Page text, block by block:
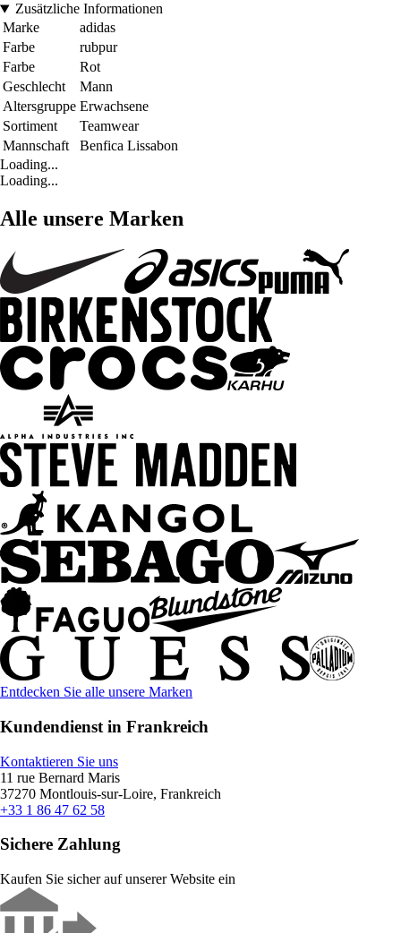
Zusätzliche Informationen
Marke
adidas
Farbe
rubpur
Farbe
Rot
Geschlecht
Mann
Altersgruppe Erwachsene
Sortiment
Teamwear
Mannschaft
Benfica Lissabon
Loading...
Loading...
Alle unsere Marken
Entdecken Sie alle unsere Marken
Kundendienst in Frankreich
Kontaktieren Sie uns
11 rue Bernard Maris
37270 Montlouis-sur-Loire, Frankreich
+33 1 86 47 62 58
Sichere Zahlung
Kaufen Sie sicher auf unserer Website ein